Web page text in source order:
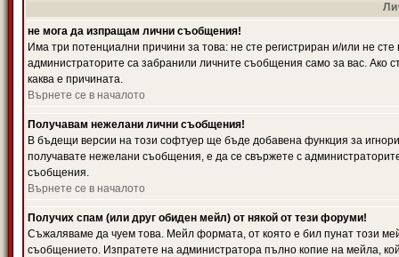
не мога да изпращам лични съобщения!
Има три потенциални причини за това: не сте регистриран и/или не
администраторите са забранили личните съобщения само за вас. Ако
каква е причината.
Върнете се в началото
Получавам нежелани лични съобщения!
В бъдещи версии на този софтуер ще бъде добавена функция за
получавате нежелани съобщения, е да се свържете с
съобщения.
Върнете се в началото
Получих спам (или друг обиден мейл) от някой от тези форуми!
Съжаляваме да чуем това. Мейл формата, от която е бил пунат този
съобщението. Изпратете на администратора пълно копие на мейла,